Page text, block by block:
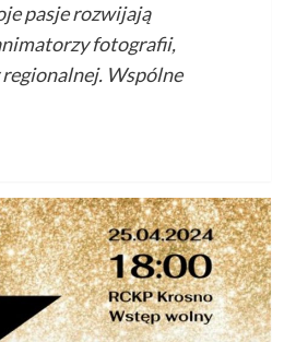
pasje rozwijają
fotografii,
Wspólne